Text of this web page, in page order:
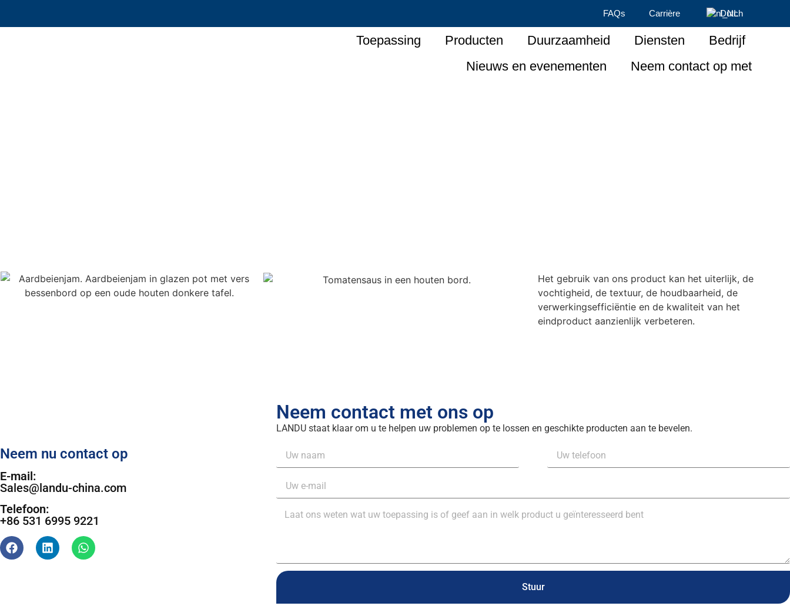
FAQs Carrière Dutch
Toepassing Producten Duurzaamheid Diensten
Bedrijf
Nieuws en evenementen
Neem contact op met
Het gebruik van ons product kan het uiterlijk, de
vochtigheid, de textuur, de houdbaarheid, de
verwerkingsefficiëntie en de kwaliteit van het
eindproduct aanzienlijk verbeteren.
Neem nu contact op
E-mail:
Sales@landu-china.com
Telefoon:
+86 531 6995 9221
Neem contact met ons op
LANDU staat klaar om u te helpen uw problemen op te lossen en geschikte producten aan te bevelen.
Stuur